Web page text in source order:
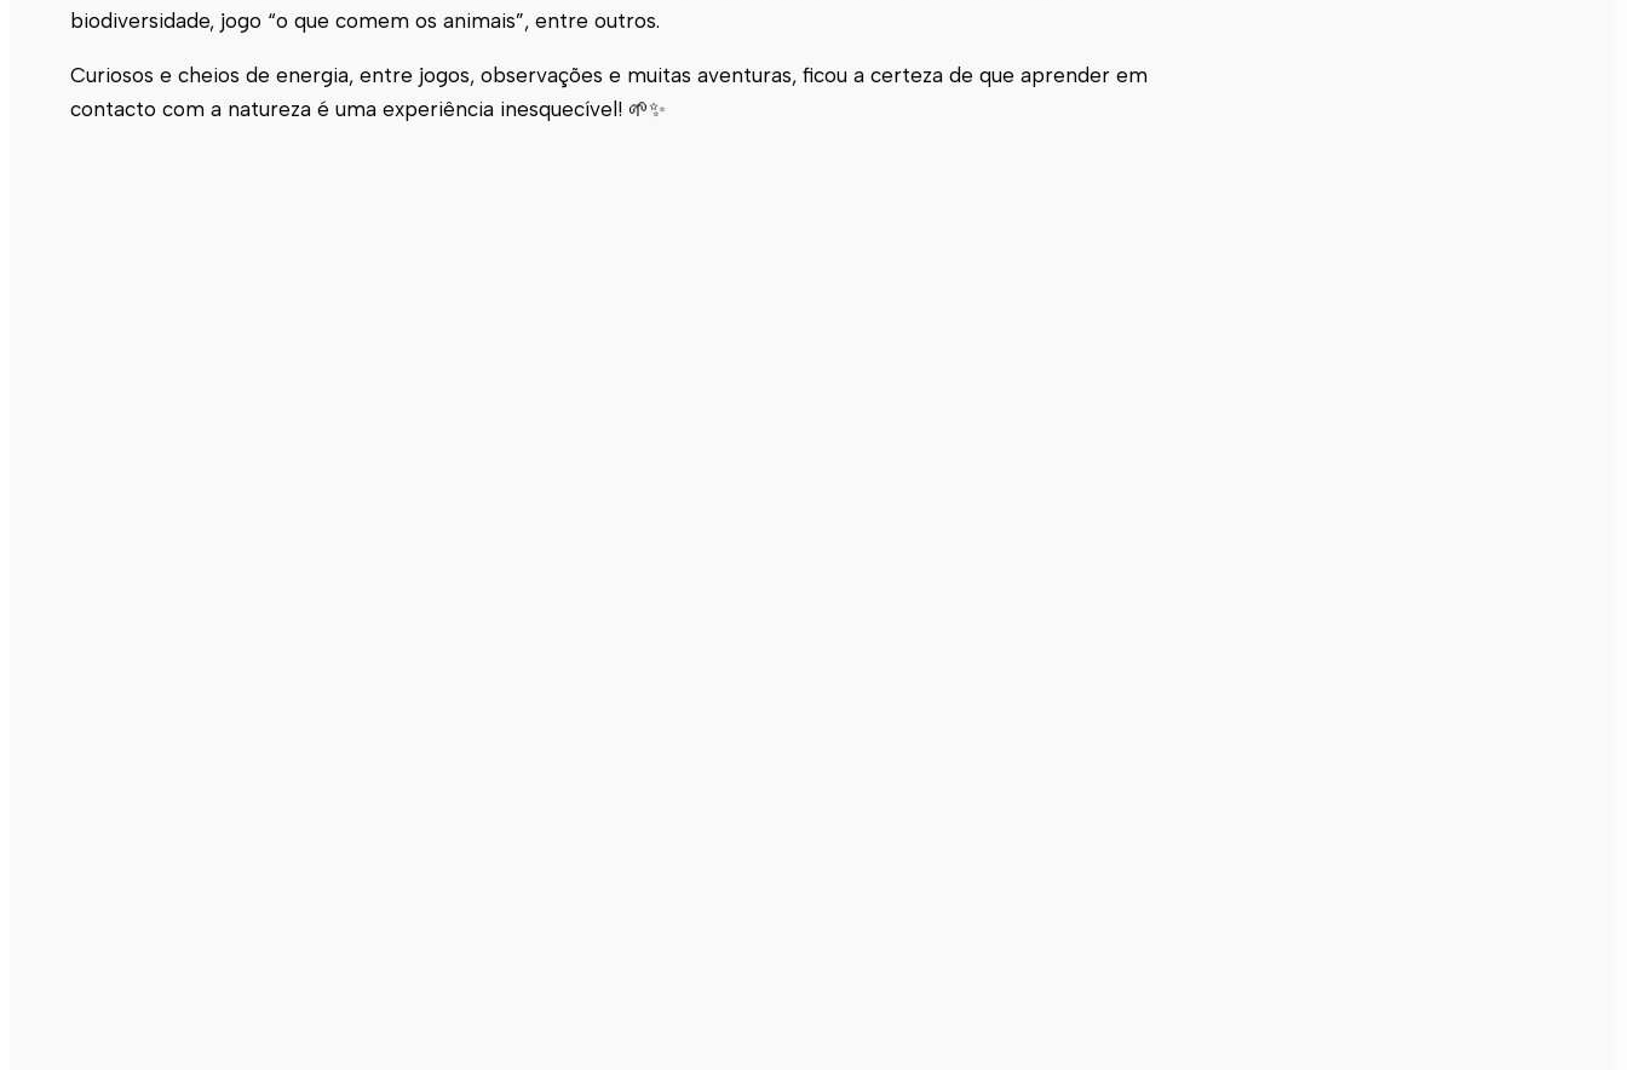
biodiversidade, jogo “o que comem os animais”, entre outros.
Curiosos e cheios de energia, entre jogos, observações e muitas aventuras, ficou a certeza de que aprender em
contacto com a natureza é uma experiência inesquecível! 🌱✨